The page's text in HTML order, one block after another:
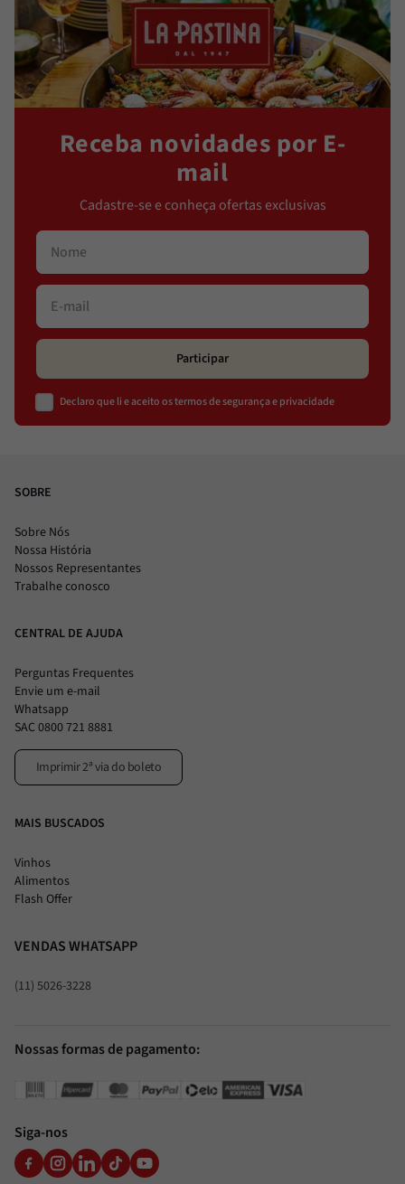
Receba novidades por E-
mail
Cadastre-se e conheça ofertas exclusivas
Participar
Declaro que li e aceito os termos de segurança e privacidade
SOBRE
Sobre Nós
Nossa História
Nossos Representantes
Trabalhe conosco
CENTRAL DE AJUDA
Perguntas Frequentes
Envie um e-mail
Whatsapp
SAC 0800 721 8881
Imprimir 2ª via do boleto
MAIS BUSCADOS
Vinhos
Alimentos
Flash Offer
VENDAS WHATSAPP
(11) 5026-3228
Nossas formas de pagamento:
Siga-nos